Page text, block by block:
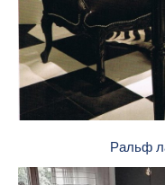
Ральф